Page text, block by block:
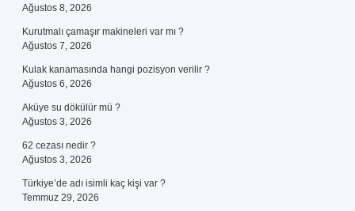
Ağustos 8, 2026
Kurutmalı çamaşır makineleri var mı ?
Ağustos 7, 2026
Kulak kanamasında hangi pozisyon verilir ?
Ağustos 6, 2026
Aküye su dökülür mü ?
Ağustos 3, 2026
62 cezası nedir ?
Ağustos 3, 2026
Türkiye’de adı isimli kaç kişi var ?
Temmuz 29, 2026